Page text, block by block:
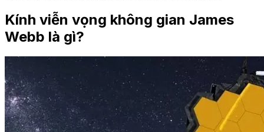
Kính viễn vọng không gian James
Webb là gì?